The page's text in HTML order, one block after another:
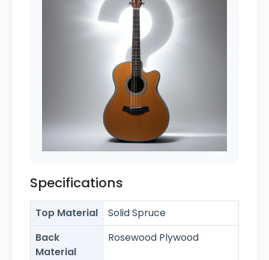
Specifications
Top Material
Solid Spruce
Back
Material
Rosewood Plywood